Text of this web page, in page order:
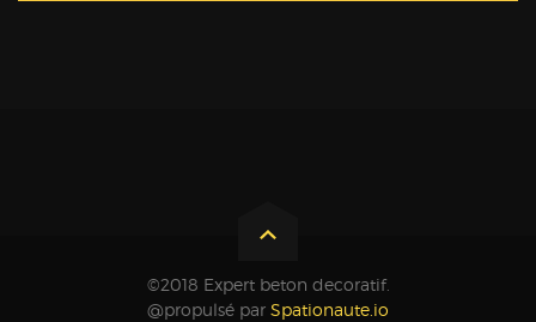
©2018 Expert beton decoratif.
@propulsé par Spationaute.io